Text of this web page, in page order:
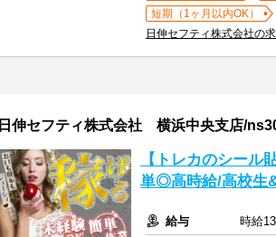
短期（1ヶ月以内OK）
日伸セフティ株式会社の
日伸セフティ株式会社 横浜中央支店/
【トレカのシール
単◎高時給/高校生
給与
時給